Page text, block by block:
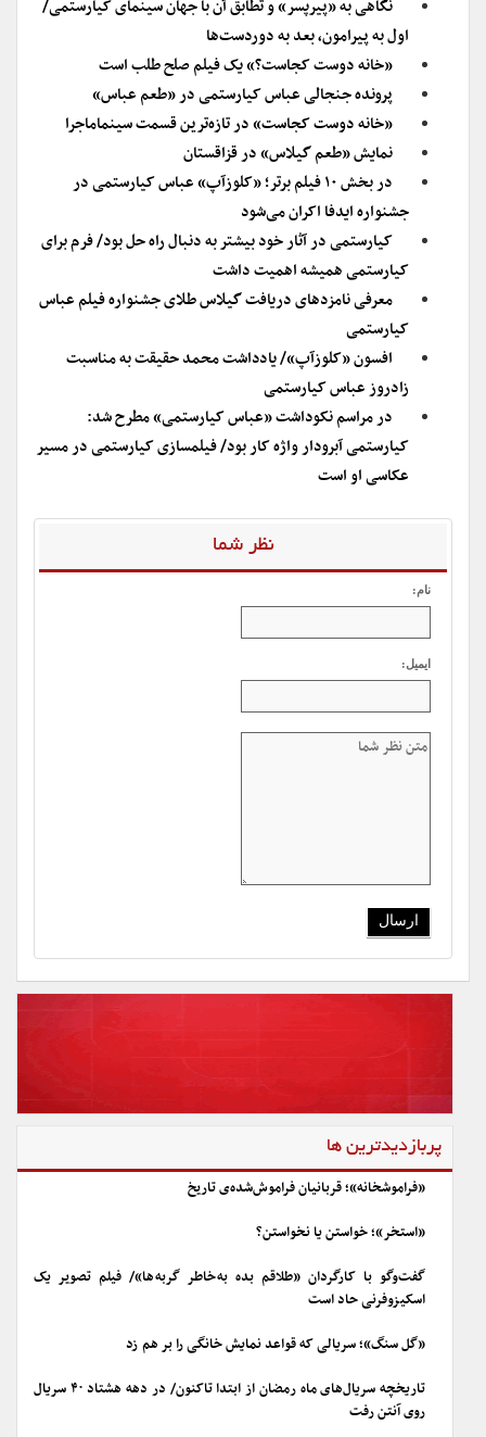
نگاهی به «پیرپسر» و تطابق آن با جهان سینمای کیارستمی/
اول به پیرامون، بعد به دوردست‌ها
«خانه دوست کجاست؟» یک فیلم صلح طلب است
پرونده جنجالی عباس کیارستمی در «طعم عباس»
«خانه دوست کجاست» در تازه‌ترین قسمت سینماماجرا
نمایش «طعم گیلاس» در قزاقستان
در بخش ۱۰ فیلم برتر؛ «کلوزآپ» عباس کیارستمی در
جشنواره ایدفا اکران می‌شود
کیارستمی در آثار خود بیشتر به دنبال راه حل بود/ فرم برای
کیارستمی همیشه اهمیت داشت
معرفی نامزدهای دریافت گیلاس طلای جشنواره فیلم عباس
کیارستمی
افسون «کلوزآپ»/ یادداشت محمد حقیقت به مناسبت
زادروز عباس کیارستمی
در مراسم نکوداشت «عباس کیارستمی» مطرح شد:
کیارستمی آبرودار واژه کار بود/ فیلمسازی کیارستمی در مسیر
عکاسی او است
نظر شما
نام:
ایمیل:
پربازدیدترین ها
«فراموشخانه»؛ قربانیان فراموش‌شده‌ی تاریخ
«استخر»؛ خواستن یا نخواستن؟
گفت‌وگو با کارگردان «طلاقم بده به خاطر گربه ها»/ فیلم تصویر یک
اسکیزوفرنی حاد است
«گل سنگ»؛ سریالی که قواعد نمایش خانگی را بر هم زد
تاریخچه سریال‌های ماه رمضان از ابتدا تاکنون/ در دهه هشتاد ۴۰ سریال
روی آنتن رفت